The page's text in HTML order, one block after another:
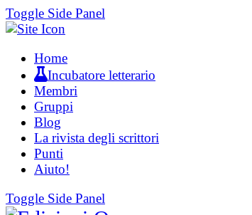
Toggle Side Panel
Home
Incubatore letterario
Membri
Gruppi
Blog
La rivista degli scrittori
Punti
Aiuto!
Toggle Side Panel